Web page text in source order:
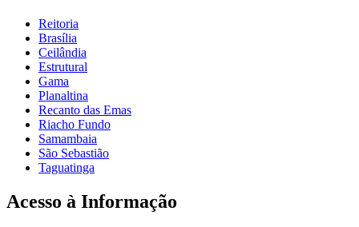
Reitoria
Brasília
Ceilândia
Estrutural
Gama
Planaltina
Recanto das Emas
Riacho Fundo
Samambaia
São Sebastião
Taguatinga
Acesso à Informação